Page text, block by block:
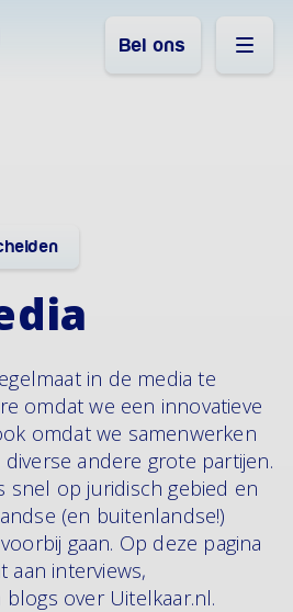
Bel ons
in de media te
omdat we een innovatieve
omdat we samenwerken
andere grote partijen.
snel op juridisch gebied en
(en buitenlandse!)
gaan. Op deze pagina
aan interviews,
over Uitelkaar.nl.